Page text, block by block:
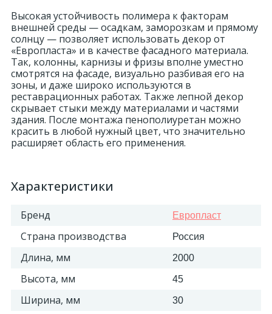
Высокая устойчивость полимера к факторам
внешней среды — осадкам, заморозкам и прямому
солнцу — позволяет использовать декор от
«Европласта» и в качестве фасадного материала.
Так, колонны, карнизы и фризы вполне уместно
смотрятся на фасаде, визуально разбивая его на
зоны, и даже широко используются в
реставрационных работах. Также лепной декор
скрывает стыки между материалами и частями
здания. После монтажа пенополиуретан можно
красить в любой нужный цвет, что значительно
расширяет область его применения.
Характеристики
Бренд Европласт
Страна производства Россия
Длина, мм 2000
Высота, мм 45
Ширина, мм 30